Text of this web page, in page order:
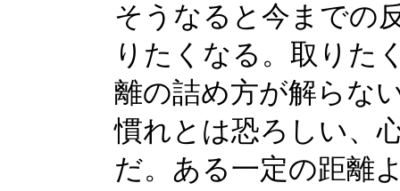
そうなると今までの
りたくなる。取りた
離の詰め方が解らな
慣れとは恐ろしい、
だ。ある一定の距離